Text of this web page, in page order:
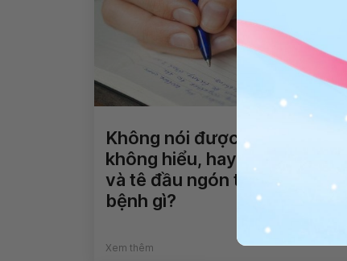
Không nói được, nhìn mặt chữ
không hiểu, hay bị động kinh
và tê đầu ngón tay là dấu hiệu
bệnh gì?
Xem thêm